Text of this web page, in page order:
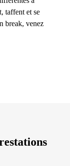
taffent et se
break, venez